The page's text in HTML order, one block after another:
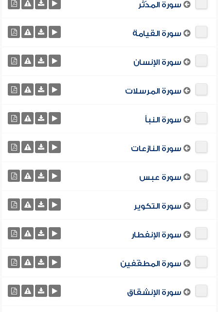
سورة المدّثر
سورة القيامة
سورة الإنسان
سورة المرسلات
سورة النبأ
سورة النازعات
سورة عبس
سورة التكوير
سورة الإنفطار
سورة المطفّفين
سورة الإنشقاق